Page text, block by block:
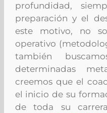
profundidad,
preparación y el
este motivo, no
operativo
también
determinadas
creemos que el
el inicio de su
de toda su